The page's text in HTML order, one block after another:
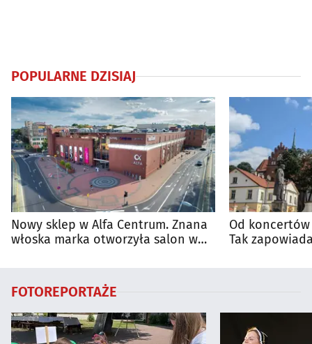
POPULARNE DZISIAJ
Nowy sklep w Alfa Centrum. Znana
włoska marka otworzyła salon w
Od
Tak
FOTOREPORTAŻE